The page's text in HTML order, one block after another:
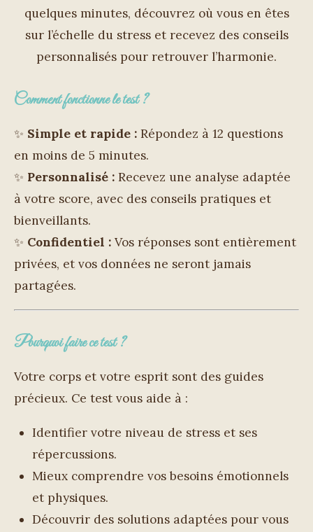
quelques minutes, découvrez où vous en êtes
sur l’échelle du stress et recevez des conseils
personnalisés pour retrouver l’harmonie.
Comment fonctionne le test ?
✨ Simple et rapide : Répondez à 12 questions
en moins de 5 minutes.
✨ Personnalisé : Recevez une analyse adaptée
à votre score, avec des conseils pratiques et
bienveillants.
✨ Confidentiel : Vos réponses sont entièrement
privées, et vos données ne seront jamais
partagées.
Pourquoi faire ce test ?
Votre corps et votre esprit sont des guides
précieux. Ce test vous aide à :
Identifier votre niveau de stress et ses
répercussions.
Mieux comprendre vos besoins émotionnels
et physiques.
Découvrir des solutions adaptées pour vous